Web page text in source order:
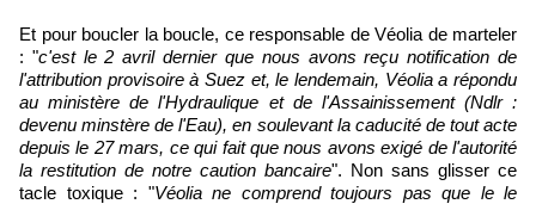
Et pour boucler la boucle, ce responsable de Véolia de marteler
: "c'est le 2 avril dernier que nous avons reçu notification de
l'attribution provisoire à Suez et, le lendemain, Véolia a répondu
au ministère de l'Hydraulique et de l'Assainissement (Ndlr :
devenu minstère de l'Eau), en soulevant la caducité de tout acte
depuis le 27 mars, ce qui fait que nous avons exigé de l'autorité
la restitution de notre caution bancaire". Non sans glisser ce
tacle toxique : "Véolia ne comprend toujours pas que le le